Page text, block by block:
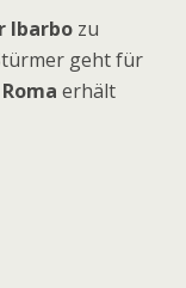
Ibarbo zu
geht für
Roma erhält